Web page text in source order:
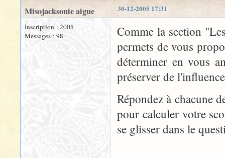
30-12-2005 17:31
Misojacksonie aigue
Inscription : 2005
Messages : 98
Comme la section
permets de vous
déterminer en vous
préserver de
Répondez à chacune
pour calculer votre
se glisser dans le